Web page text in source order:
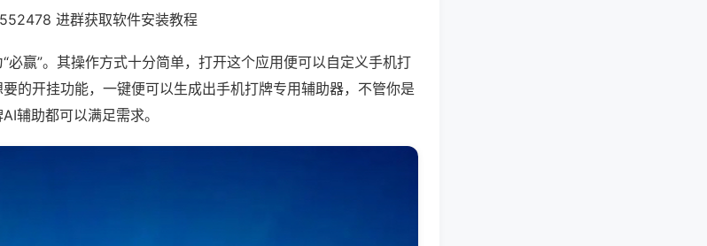
进群获取软件安装教程
必赢”。其操作方式十分简单，打开这个应用便可以自定义手机打
的开挂功能，一键便可以生成出手机打牌专用辅助器，不管你是
辅助都可以满足需求。